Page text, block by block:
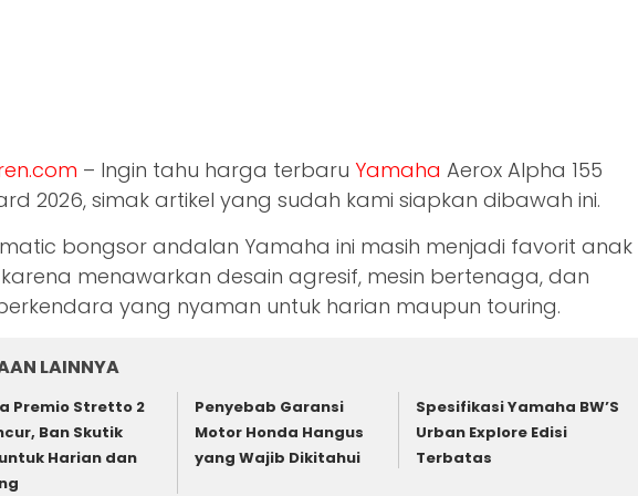
– Ingin tahu harga terbaru Yamaha Aerox Alpha 155
2026, simak artikel yang sudah kami siapkan dibawah ini.
bongsor andalan Yamaha ini masih menjadi favorit anak
menawarkan desain agresif, mesin bertenaga, dan
yang nyaman untuk harian maupun touring.
LAINNYA
Premio Stretto 2
Ban Skutik
Harian dan
Penyebab Garansi
Motor Honda Hangus
yang Wajib Dikitahui
Spesifikasi Yamaha BW’S
Urban Explore Edisi
Terbatas